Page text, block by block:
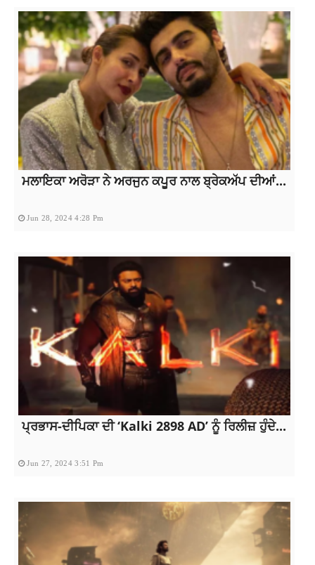
ਮਲਾਇਕਾ ਅਰੋੜਾ ਨੇ ਅਰਜੁਨ ਕਪੂਰ ਨਾਲ ਬ੍ਰੇਕਅੱਪ ਦੀਆਂ...
Jun 28, 2024 4:28 Pm
ਪ੍ਰਭਾਸ-ਦੀਪਿਕਾ ਦੀ ‘Kalki 2898 AD’ ਨੂੰ ਰਿਲੀਜ਼ ਹੁੰਦੇ...
Jun 27, 2024 3:51 Pm